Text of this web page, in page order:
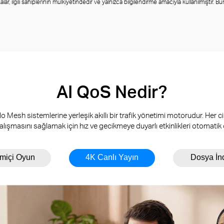
sahiplerinin mülkiyetindedir ve yalnızca bilgilendirme amacıyla kullanılmıştır.
AI QoS Nedir?
Mesh sistemlerine yerleşik akıllı bir trafik yönetimi motorudur. Her
sağlamak için hız ve gecikmeye duyarlı etkinlikleri
Oyun 4K Canlı Yayın Dosya